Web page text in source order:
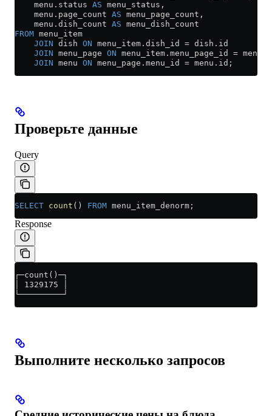
    menu
. status AS menu_status,
    menu
. page_count AS menu_page_count,
    menu
. dish_count AS menu_dish_count
FROM menu_item
    JOIN
dish ON menu_item . dish_id = dish . id
    JOIN
menu_page ON menu_item . menu_page_id =
    JOIN
menu ON menu_page . menu_id = menu . id ;
Проверьте данные
Query
SELECT count () FROM menu_item_denorm;
Response
┌─count()─┐
│ 1329175 │
└─────────┘
Выполните несколько запросов